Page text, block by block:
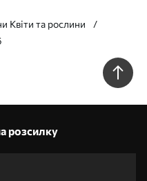
Квіти та рослини
розсилку